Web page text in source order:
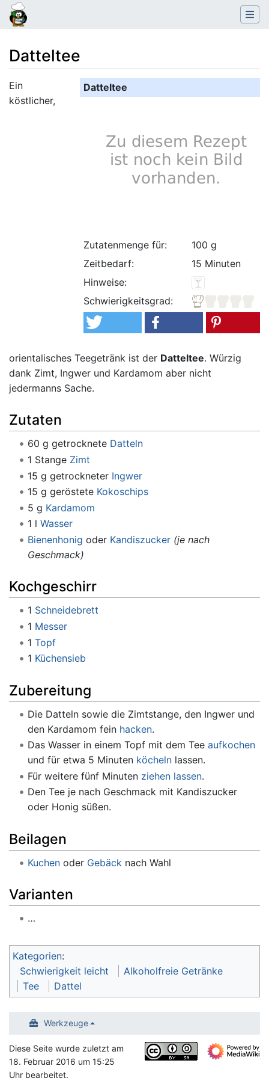
Datteltee
Wechseln zu: Navigation,Suche
Datteltee
Zutatenmenge für:
100 g
Zeitbedarf:
15 Minuten
Hinweise:
Schwierigkeitsgrad:
Ein
köstlicher,
orientalisches Teegetränk ist der Datteltee. Würzig
dank Zimt, Ingwer und Kardamom aber nicht
jedermanns Sache.
Zutaten
60 g getrocknete Datteln
1 Stange Zimt
15 g getrockneter Ingwer
15 g geröstete Kokoschips
5 g Kardamom
1 l Wasser
Bienenhonig oder Kandiszucker (je nach
Geschmack)
Kochgeschirr
1 Schneidebrett
1 Messer
1 Topf
1 Küchensieb
Zubereitung
Die Datteln sowie die Zimtstange, den Ingwer und
den Kardamom fein hacken.
Das Wasser in einem Topf mit dem Tee aufkochen
und für etwa 5 Minuten köchelnlassen.
Für weitere fünf Minuten ziehen lassen.
Den Tee je nach Geschmack mit Kandiszucker
oder Honig süßen.
Beilagen
Kuchenoder Gebäck nach Wahl
Varianten
…
Kategorien:
Schwierigkeit leicht
Alkoholfreie Getränke
Tee
Dattel
Werkzeuge
Diese Seite wurde zuletzt am
18. Februar 2016 um 15:25
Uhr bearbeitet.